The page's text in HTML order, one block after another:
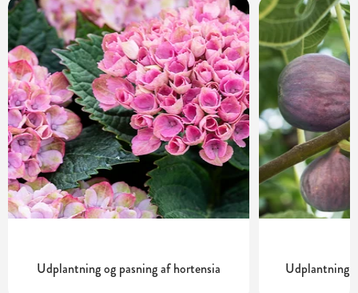
Udplantning og pasning af hortensia Udplantning